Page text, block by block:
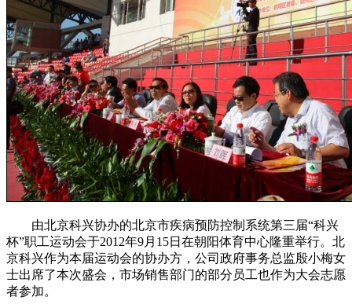
由北京科兴协办的北京市疾病预防控制系统第三届“科兴
杯”职工运动会于2012年9月15日在朝阳体育中心隆重举行。北
京科兴作为本届运动会的协办方，公司政府事务总监殷小梅女
士出席了本次盛会，市场销售部门的部分员工也作为大会志愿
者参加。